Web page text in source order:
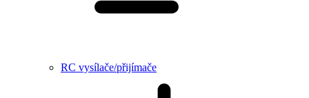
RC vysílače/přijímače